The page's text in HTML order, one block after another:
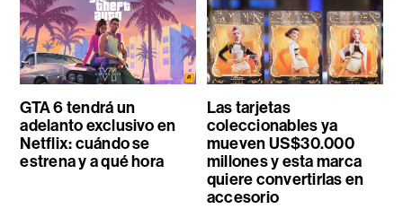
GTA 6 tendrá un
adelanto exclusivo en
Netflix: cuándo se
estrena y a qué hora
Las tarjetas
coleccionables ya
mueven US$30.000
millones y esta marca
quiere convertirlas en
accesorio